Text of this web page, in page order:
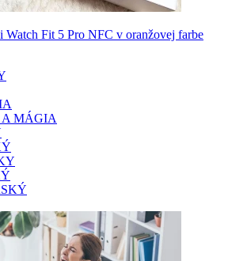
Watch Fit 5 Pro NFC v oranžovej farbe
MÁGIA